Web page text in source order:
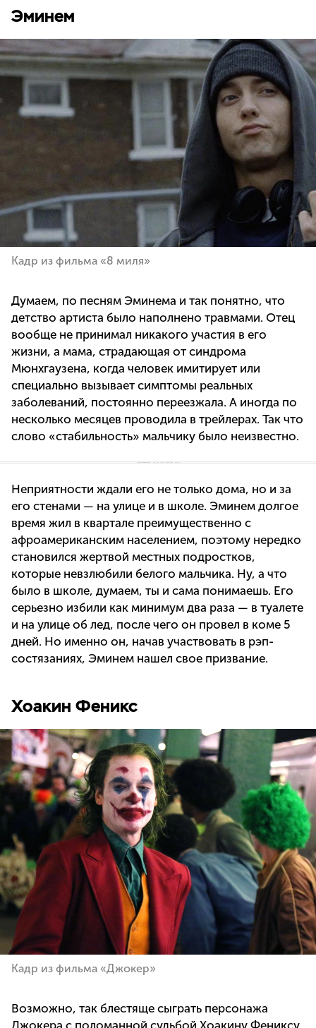
Эминем
Кадр из фильма «8 миля»
Думаем, по песням Эминема и так понятно, что
детство артиста было наполнено травмами. Отец
вообще не принимал никакого участия в его
жизни, а мама, страдающая от синдрома
Мюнхгаузена, когда человек имитирует или
специально вызывает симптомы реальных
заболеваний, постоянно переезжала. А иногда по
несколько месяцев проводила в трейлерах. Так что
слово «стабильность» мальчику было неизвестно.
Неприятности ждали его не только дома, но и за
его стенами — на улице и в школе. Эминем долгое
время жил в квартале преимущественно с
афроамериканским населением, поэтому нередко
становился жертвой местных подростков,
которые невзлюбили белого мальчика. Ну, а что
было в школе, думаем, ты и сама понимаешь. Его
серьезно избили как минимум два раза — в туалете
и на улице об лед, после чего он провел в коме 5
дней. Но именно он, начав участвовать в рэп-
состязаниях, Эминем нашел свое призвание.
Хоакин Феникс
Кадр из фильма «Джокер»
Возможно, так блестяще сыграть персонажа